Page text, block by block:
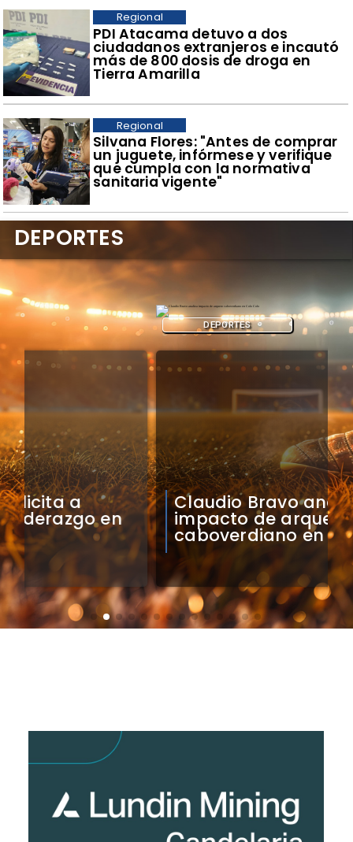
​PDI Atacama detuvo a dos
ciudadanos extranjeros e incautó
más de 800 dosis de droga en
Tierra Amarilla
Regional
​Silvana Flores: "Antes de comprar
un juguete, infórmese y verifique
que cumpla con la normativa
sanitaria vigente"
Regional
Claudio Bravo analiza
impacto de arquero
caboverdiano en Colo Colo
DEPORTES
DEPORTES